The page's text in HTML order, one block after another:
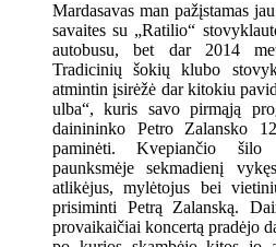
Mardasavas man pažįstamas
savaites su „Ratilio“
autobusu, bet dar 2014
Tradicinių šokių klubo
atmintin įsirėžė dar kitokiu
ulba“, kuris savo pirmąją
dainininko Petro Zalansko
paminėti. Kvepiančio
paunksmėje sekmadienį
atlikėjus, mylėtojus bei
prisiminti Petrą Zalanską.
provaikaičiai koncertą pradėjo